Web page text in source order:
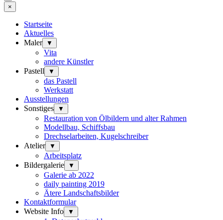
×
Startseite
Aktuelles
Maler
▼
Vita
andere Künstler
Pastell
▼
das Pastell
Werkstatt
Ausstellungen
Sonstiges
▼
Restauration von Ölbildern und alter Rahmen
Modellbau, Schiffsbau
Drechselarbeiten, Kugelschreiber
Atelier
▼
Arbeitsplatz
Bildergalerie
▼
Galerie ab 2022
daily painting 2019
Ätere Landschaftsbilder
Kontaktformular
Website Info
▼